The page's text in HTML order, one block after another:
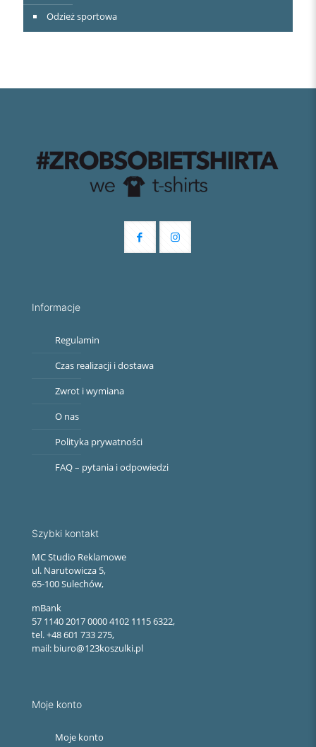
Odzież sportowa
Informacje
Regulamin
Czas realizacji i dostawa
Zwrot i wymiana
O nas
Polityka prywatności
FAQ – pytania i odpowiedzi
Szybki kontakt
MC Studio Reklamowe
ul. Narutowicza 5,
65-100 Sulechów,
mBank
57 1140 2017 0000 4102 1115 6322,
tel. +48 601 733 275,
mail: biuro@123koszulki.pl
Moje konto
Moje konto